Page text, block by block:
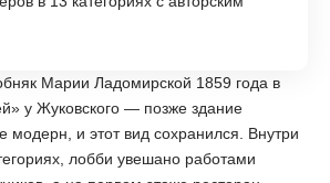
Марии Ладомирской 1859 года в
у Жуковского — позже здание
модерн, и этот вид сохранился. Внутри
лобби увешано работами